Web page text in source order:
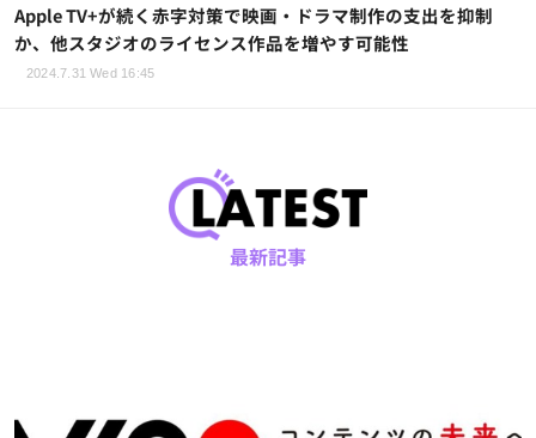
Apple TV+が続く赤字対策で映画・ドラマ制作の支出を抑制
か、他スタジオのライセンス作品を増やす可能性
2024.7.31 Wed 16:45
最新記事